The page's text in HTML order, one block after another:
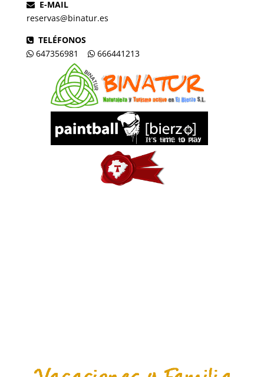
E-MAIL
reservas@binatur.es
TELÉFONOS
647356981
666441213